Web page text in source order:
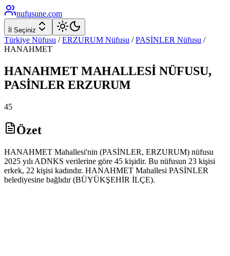
nufusune.com
İl Seçiniz
Türkiye Nüfusu / ERZURUM Nüfusu / PASİNLER Nüfusu /
HANAHMET
HANAHMET MAHALLESİ NÜFUSU,
PASİNLER ERZURUM
45
Özet
HANAHMET Mahallesi'nin (PASİNLER, ERZURUM) nüfusu
2025 yılı ADNKS verilerine göre 45 kişidir. Bu nüfusun 23 kişisi
erkek, 22 kişisi kadındır. HANAHMET Mahallesi PASİNLER
belediyesine bağlıdır (BÜYÜKŞEHİR İLÇE).